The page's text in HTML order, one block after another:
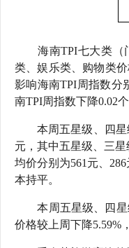
海南TPI七大类（
类、娱乐类、购物类
影响海南TPI周指数分
南TPI周指数下降0.02
本周五星级、四
元，其中五星级、三星
均价分别为561元、
本持平。
本周五星级、四星
价格较上周下降5.59%